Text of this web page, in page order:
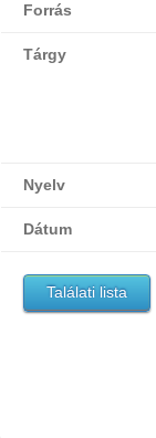
Forrás
Tárgy
Nyelv
Dátum
Találati lista